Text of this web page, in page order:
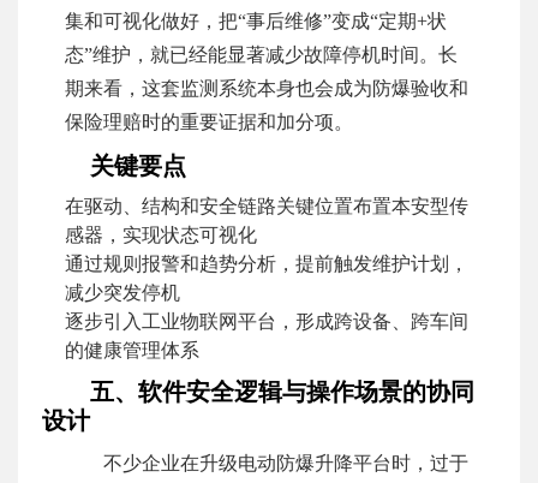
集和可视化做好，把“事后维修”变成“定期+状
态”维护，就已经能显著减少故障停机时间。长
期来看，这套监测系统本身也会成为防爆验收和
保险理赔时的重要证据和加分项。
关键要点
在驱动、结构和安全链路关键位置布置本安型传
感器，实现状态可视化
通过规则报警和趋势分析，提前触发维护计划，
减少突发停机
逐步引入工业物联网平台，形成跨设备、跨车间
的健康管理体系
五、软件安全逻辑与操作场景的协同
设计
不少企业在升级电动防爆升降平台时，过于